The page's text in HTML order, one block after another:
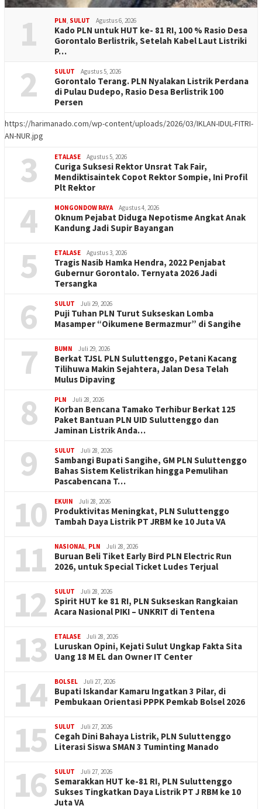
1 PLN, SULUT Agustus 6, 2026
Kado PLN untuk HUT ke- 81 RI, 100 % Rasio Desa
Gorontalo Berlistrik, Setelah Kabel Laut Listriki
P…
2 SULUT Agustus 5, 2026
Gorontalo Terang. PLN Nyalakan Listrik Perdana
di Pulau Dudepo, Rasio Desa Berlistrik 100
Persen
https://harimanado.com/wp-content/uploads/2026/03/IKLAN-IDUL-FITRI-
AN-NUR.jpg
3 ETALASE Agustus 5, 2026
Curiga Suksesi Rektor Unsrat Tak Fair,
Mendiktisaintek Copot Rektor Sompie, Ini Profil
Plt Rektor
4 MONGONDOW RAYA Agustus 4, 2026
Oknum Pejabat Diduga Nepotisme Angkat Anak
Kandung Jadi Supir Bayangan
5 ETALASE Agustus 3, 2026
Tragis Nasib Hamka Hendra, 2022 Penjabat
Gubernur Gorontalo. Ternyata 2026 Jadi
Tersangka
6 SULUT Juli 29, 2026
Puji Tuhan PLN Turut Sukseskan Lomba
Masamper “Oikumene Bermazmur” di Sangihe
7 BUMN Juli 29, 2026
Berkat TJSL PLN Suluttenggo, Petani Kacang
Tilihuwa Makin Sejahtera, Jalan Desa Telah
Mulus Dipaving
8 PLN Juli 28, 2026
Korban Bencana Tamako Terhibur Berkat 125
Paket Bantuan PLN UID Suluttenggo dan
Jaminan Listrik Anda…
9 SULUT Juli 28, 2026
Sambangi Bupati Sangihe, GM PLN Suluttenggo
Bahas Sistem Kelistrikan hingga Pemulihan
Pascabencana T…
10 EKUIN Juli 28, 2026
Produktivitas Meningkat, PLN Suluttenggo
Tambah Daya Listrik PT JRBM ke 10 Juta VA
11 NASIONAL, PLN Juli 28, 2026
Buruan Beli Tiket Early Bird PLN Electric Run
2026, untuk Special Ticket Ludes Terjual
12 SULUT Juli 28, 2026
Spirit HUT ke 81 RI, PLN Sukseskan Rangkaian
Acara Nasional PIKI – UNKRIT di Tentena
13 ETALASE Juli 28, 2026
Luruskan Opini, Kejati Sulut Ungkap Fakta Sita
Uang 18 M EL dan Owner IT Center
14 BOLSEL Juli 27, 2026
Bupati Iskandar Kamaru Ingatkan 3 Pilar, di
Pembukaan Orientasi PPPK Pemkab Bolsel 2026
15 SULUT Juli 27, 2026
Cegah Dini Bahaya Listrik, PLN Suluttenggo
Literasi Siswa SMAN 3 Tuminting Manado
16 SULUT Juli 27, 2026
Semarakkan HUT ke-81 RI, PLN Suluttenggo
Sukses Tingkatkan Daya Listrik PT J RBM ke 10
Juta VA